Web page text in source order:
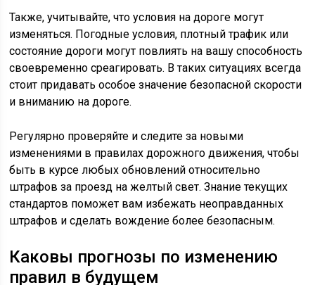
Также, учитывайте, что условия на дороге могут
изменяться. Погодные условия, плотный трафик или
состояние дороги могут повлиять на вашу способность
своевременно среагировать. В таких ситуациях всегда
стоит придавать особое значение безопасной скорости
и вниманию на дороге.
Регулярно проверяйте и следите за новыми
изменениями в правилах дорожного движения, чтобы
быть в курсе любых обновлений относительно
штрафов за проезд на желтый свет. Знание текущих
стандартов поможет вам избежать неоправданных
штрафов и сделать вождение более безопасным.
Каковы прогнозы по изменению
правил в будущем